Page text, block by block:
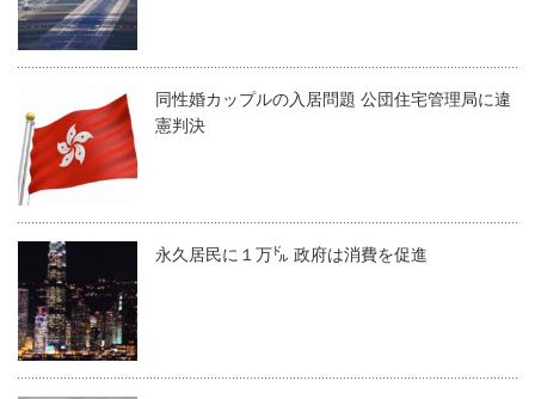
同性婚カップルの入居問題 公団住宅管理局に違
憲判決
永久居民に１万㌦ 政府は消費を促進